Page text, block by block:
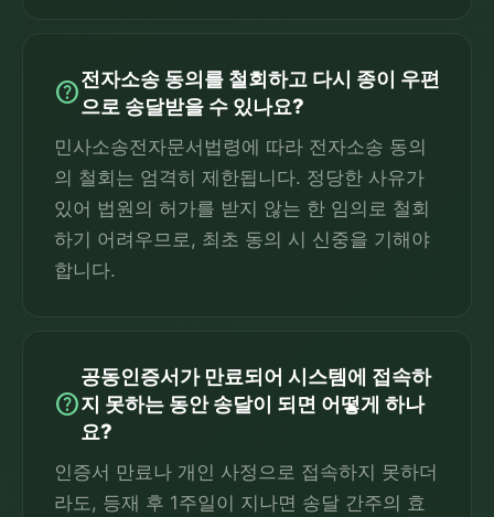
help전자소송 동의를 철회하고 다시 종이 우편
으로 송달받을 수 있나요?
민사소송전자문서법령에 따라 전자소송 동의
의 철회는 엄격히 제한됩니다. 정당한 사유가
있어 법원의 허가를 받지 않는 한 임의로 철회
하기 어려우므로, 최초 동의 시 신중을 기해야
합니다.
help
공동인증서가 만료되어 시스템에 접속하
지 못하는 동안 송달이 되면 어떻게 하나
요?
인증서 만료나 개인 사정으로 접속하지 못하더
라도, 등재 후 1주일이 지나면 송달 간주의 효